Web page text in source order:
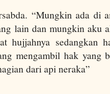
“Mungkin ada di
lain dan mungkin aku
hujjahnya sedangkan
mengambil hak yang
dari api neraka”